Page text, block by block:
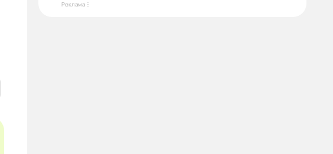
Реклама⋮